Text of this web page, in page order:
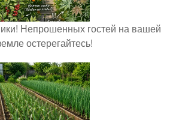
Непрошенных гостей на вашей
остерегайтесь!